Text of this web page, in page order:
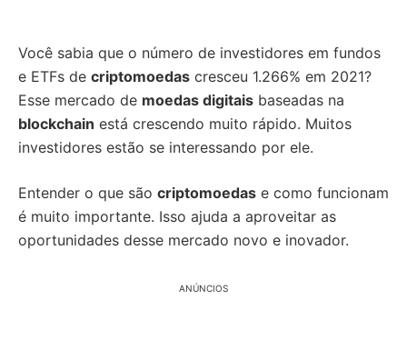
Você sabia que o número de investidores em fundos
e ETFs de criptomoedas cresceu 1.266% em 2021?
Esse mercado de moedas digitais baseadas na
blockchain está crescendo muito rápido. Muitos
investidores estão se interessando por ele.
Entender o que são criptomoedas e como funcionam
é muito importante. Isso ajuda a aproveitar as
oportunidades desse mercado novo e inovador.
ANÚNCIOS